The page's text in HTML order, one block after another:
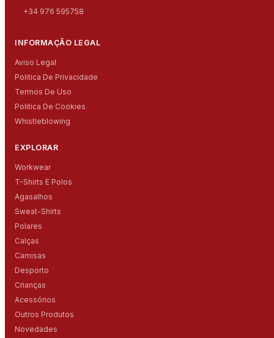
+34 976 595758
INFORMAÇÃO LEGAL
Aviso Legal
Politica De Privacidade
Termos De Uso
Politica De Cookies
Whistleblowing
EXPLORAR
Workwear
T-Shirts E Polos
Agasalhos
Sweat-Shirts
Polares
Calças
Camisas
Desporto
Crianças
Acessórios
Outros Produtos
Novedades